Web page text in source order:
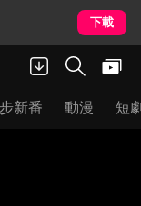
下載
新番 動漫 短